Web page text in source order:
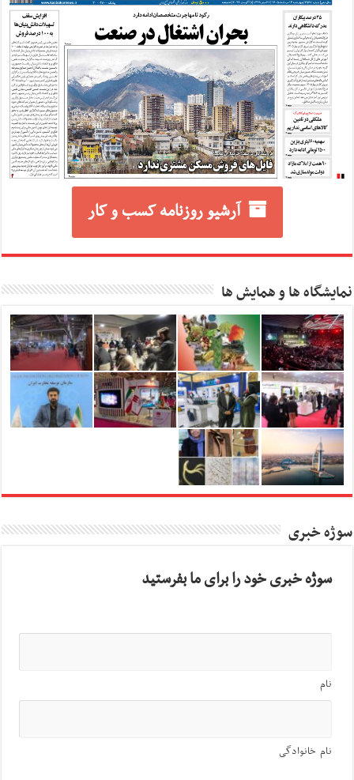
آرشیو روزنامه کسب و کار
نمایشگاه ها و همایش ها
سوژه خبری
سوژه خبری خود را برای ما بفرستید
نام
نام خانوادگی